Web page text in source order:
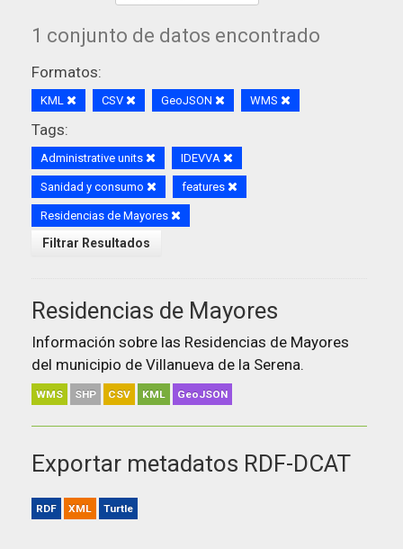
1 conjunto de datos encontrado
Formatos:
KML CSV GeoJSON WMS
Tags:
Administrative units IDEVVA
Sanidad y consumo features
Residencias de Mayores
Filtrar Resultados
Residencias de Mayores
Información sobre las Residencias de Mayores
del municipio de Villanueva de la Serena.
WMS SHP CSV KML GeoJSON
Exportar metadatos RDF-DCAT
RDF XML Turtle